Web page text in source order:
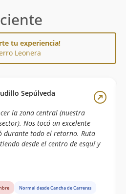
tu experiencia!
Leonera
Sepúlveda
la zona central (nuestra
Nos tocó un excelente
durante todo el retorno. Ruta
desde el centro de esquí y
Normal desde Cancha de Carreras